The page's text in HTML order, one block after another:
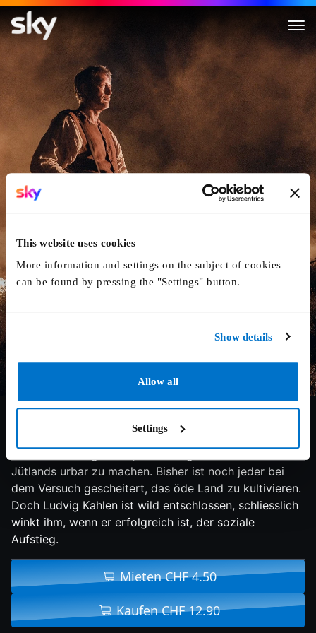
This website uses cookies
More information and settings on the subject of cookies
can be found by pressing the "Settings" button.
Show details
Allow all
Settings
King's Land
7.7/10 2023 122 min Action
Der einstige Soldat Ludvig Kahlen folgt dem Ruf des
dänischen Königs 1755, die dornige Heide des
Jütlands urbar zu machen. Bisher ist noch jeder bei
dem Versuch gescheitert, das öde Land zu kultivieren.
Doch Ludvig Kahlen ist wild entschlossen, schliesslich
winkt ihm, wenn er erfolgreich ist, der soziale
Aufstieg.
Mieten CHF 4.50
Kaufen CHF 12.90